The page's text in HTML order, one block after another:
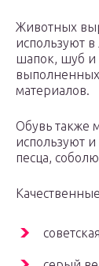
Животных
используют
шапок, шуб и
выполненных
материалов.
Обувь также
используют
песца,